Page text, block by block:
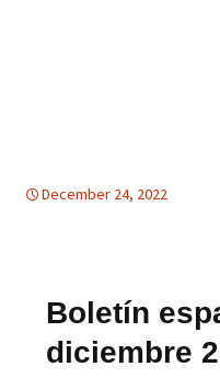
December 24, 2022
Boletín
diciembre